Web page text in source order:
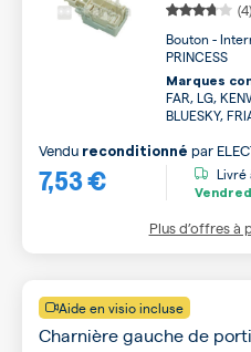
(4)
Bouton -
PRINCESS
Marques
FAR, LG,
BLUESKY,
7,53 €
Vendu reconditionné par
Livré
Plus d’offres à
Aide en visio incluse
Charnière gauche de